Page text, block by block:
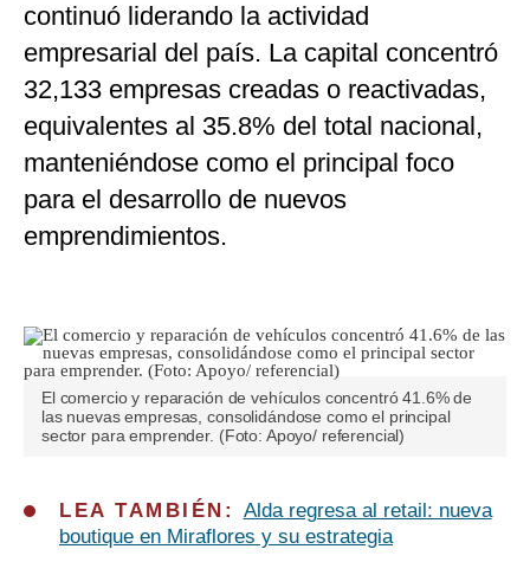
continuó liderando la actividad
empresarial del país. La capital concentró
32,133 empresas creadas o reactivadas,
equivalentes al 35.8% del total nacional,
manteniéndose como el principal foco
para el desarrollo de nuevos
emprendimientos.
El comercio y reparación de vehículos concentró 41.6% de
las nuevas empresas, consolidándose como el principal
sector para emprender. (Foto: Apoyo/ referencial)
LEA TAMBIÉN: Alda regresa al retail: nueva
boutique en Miraflores y su estrategia